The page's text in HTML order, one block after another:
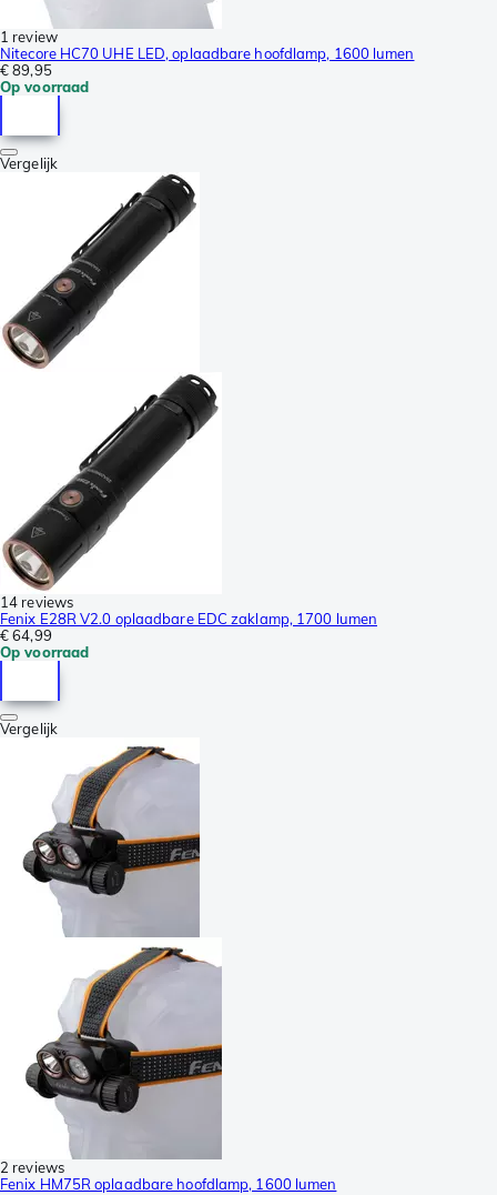
1 review
Nitecore HC70 UHE LED, oplaadbare hoofdlamp, 1600 lumen
€ 89,95
Op voorraad
Vergelijk
14 reviews
Fenix E28R V2.0 oplaadbare EDC zaklamp, 1700 lumen
€ 64,99
Op voorraad
Vergelijk
2 reviews
Fenix HM75R oplaadbare hoofdlamp, 1600 lumen